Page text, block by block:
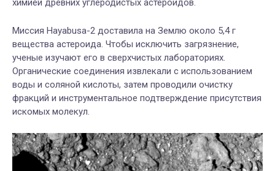
химией древних углеродистых астероидов.
Миссия Hayabusa-2 доставила на Землю около 5,4 г
вещества астероида. Чтобы исключить загрязнение,
ученые изучают его в сверхчистых лабораториях.
Органические соединения извлекали с использованием
воды и соляной кислоты, затем проводили очистку
фракций и инструментальное подтверждение присутствия
искомых молекул.